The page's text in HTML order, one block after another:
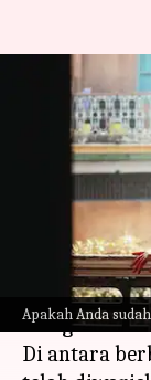
Apakah Anda
kuat
Taufiq Al
Apa ceritanya
Di India,
mengalir
Di antara